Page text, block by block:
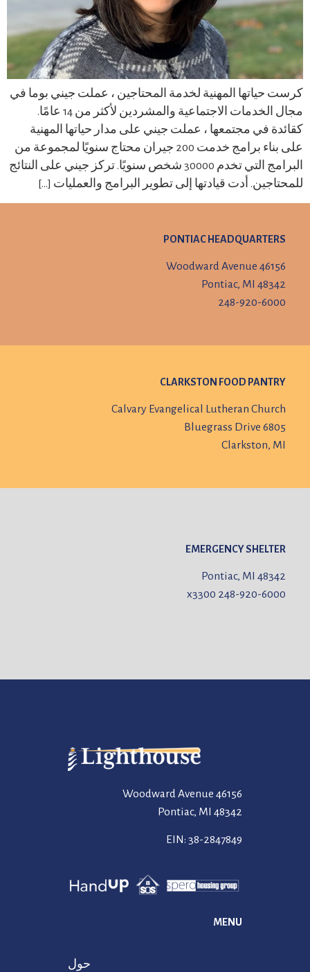
كرست حياتها المهنية لخدمة المحتاجين ، عملت جيني بوما في
مجال الخدمات الاجتماعية والمشردين لأكثر من 14 عامًا.
كقائدة في مجتمعها ، عملت جيني على مدار حياتها المهنية
على بناء برامج خدمت 200 جيران محتاج سنويًا لمجموعة من
البرامج التي تخدم 30000 شخص سنويًا. تركز جيني على النتائج
للمحتاجين. أدت قيادتها إلى تطوير البرامج والعمليات […]
PONTIAC HEADQUARTERS
46156 Woodward Avenue
Pontiac, MI 48342
248-920-6000
CLARKSTON FOOD PANTRY
Calvary Evangelical Lutheran Church
6805 Bluegrass Drive
Clarkston, MI
EMERGENCY SHELTER
Pontiac, MI 48342
248-920-6000
x3300
46156 Woodward Avenue
Pontiac, MI 48342
EIN: 38-2847849
MENU
حول